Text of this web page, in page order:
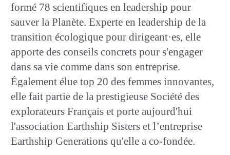
formé 78 scientifiques en leadership pour
sauver la Planète. Experte en leadership de la
transition écologique pour dirigeant·es, elle
apporte des conseils concrets pour s'engager
dans sa vie comme dans son entreprise.
Également élue top 20 des femmes innovantes,
elle fait partie de la prestigieuse Société des
explorateurs Français et porte aujourd'hui
l'association Earthship Sisters et l’entreprise
Earthship Generations qu'elle a co-fondée.